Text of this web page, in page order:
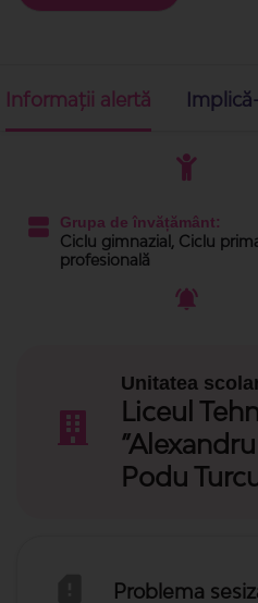
Informații alertă
Grupa de învățământ:
Ciclu gimnazial, Ciclu
profesională
Unitatea
Liceul
Podu
Problema